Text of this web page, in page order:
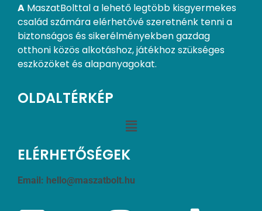
A MaszatBolttal a lehető legtöbb kisgyermekes
család számára elérhetővé szeretnénk tenni a
biztonságos és sikerélményekben gazdag
otthoni közös alkotáshoz, játékhoz szükséges
eszközöket és alapanyagokat.
OLDALTÉRKÉP
ELÉRHETŐSÉGEK
Email: hello@maszatbolt.hu